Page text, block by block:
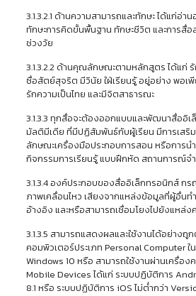
3.1.3.2.1 ด้านความสามารถและทักษะ ได้แก่อ่า
ทักษะการคิดขั้นพื้นฐาน ทักษะชีวิต และการสื่
ช่วงวัย
3.1.3.2.2 ด้านคุณลักษณะตามหลักสูตร ได้แก่
ซื่อสัตย์สุจริต มีวินัย ใฝ่เรียนรู้ อยู่อย่าง พอเ
รักความเป็นไทย และมีจิตสาธารณะ
3.1.3.3 ทุกสื่อจะต้องออกแบบและพัฒนาสื่ออิ
มัลติมีเดีย ที่มีปฏิสัมพันธ์กับผู้เรียน มีการเสริ
ลักษณะเครื่องมือประกอบการสอน หรือการนำ
กิจกรรมการเรียนรู้ แบบฝึกหัด สถานการณ์จ
3.1.3.4 องค์ประกอบของสื่ออิเล็กทรอนิกส์ ก
ภาพเคลื่อนไหว เสียงจากแหล่งข้อมูลที่ผู้อื่นท
อ้างอิง และหรือสามารถเชื่อมโยงไปยังแหล่
3.1.3.5 สามารถแสดงผลและใช้งานได้อย่าง
คอมพิวเตอร์ประเภท Personal Computer ใ
Windows 10 หรือ สามารถใช้งานผ่านเครื่อง
Mobile Devices ได้แก่ ระบบปฏิบัติการ
8.1 หรือ ระบบปฏิบัติการ iOS ไม่ต่ำกว่า